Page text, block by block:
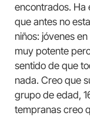
encontrados. Ha
que antes no
niños: jóvenes
muy potente
sentido de que
nada. Creo que
grupo de edad,
tempranas creo